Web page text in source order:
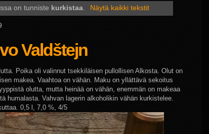
on tunniste kurkistaa. Näytä kaikki tekstit
Valdštejn
Poika oli valinnut tsekkiläisen pullollisen Alkosta. Olut on
makea. Vaahtoa on vähän. Maku on yllättävä sekoitus
olutta, mutta heinää on vähän, enemmän on makeaa
humalasta. Vahvan lagerin alkoholikin vähän kurkistelee.
0,5 l, 7,0 %, 4/5